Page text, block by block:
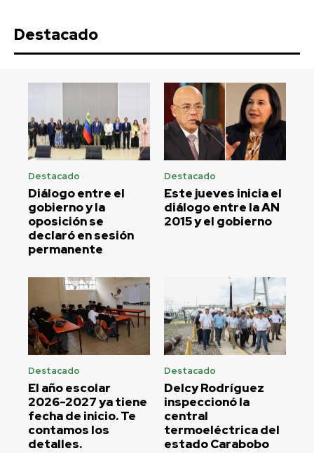
Destacado
Destacado
Diálogo entre el
gobierno y la
oposición se
declaró en sesión
permanente
Destacado
Este jueves inicia el
diálogo entre la AN
2015 y el gobierno
Destacado
El año escolar
2026-2027 ya tiene
fecha de inicio. Te
contamos los
detalles.
Destacado
Delcy Rodríguez
inspeccionó la
central
termoeléctrica del
estado Carabobo